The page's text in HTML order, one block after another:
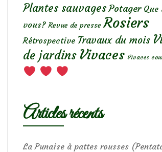
Plantes sauvages Potager Que
vous? Revue de presse Rosiers
Rétrospective Travaux du mois
de jardins Vivaces Vivaces
Articles récents
La Punaise à pattes rousses